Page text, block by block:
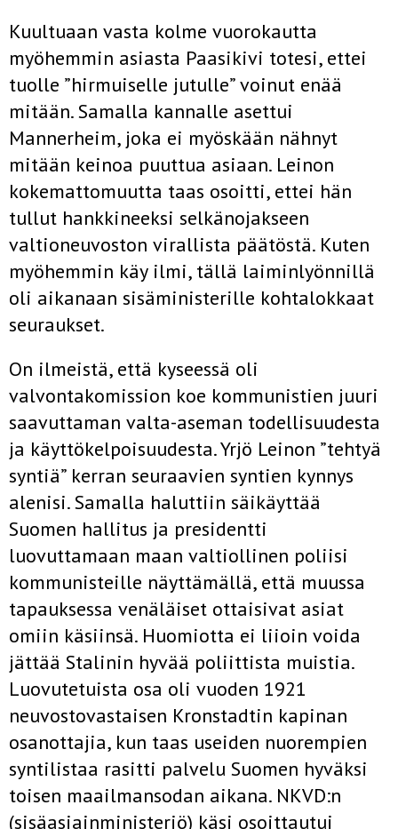
Kuultuaan vasta kolme vuorokautta
myöhemmin asiasta Paasikivi totesi, ettei
tuolle ”hirmuiselle jutulle” voinut enää
mitään. Samalla kannalle asettui
Mannerheim, joka ei myöskään nähnyt
mitään keinoa puuttua asiaan. Leinon
kokemattomuutta taas osoitti, ettei hän
tullut hankkineeksi selkänojakseen
valtioneuvoston virallista päätöstä. Kuten
myöhemmin käy ilmi, tällä laiminlyönnillä
oli aikanaan sisäministerille kohtalokkaat
seuraukset.
On ilmeistä, että kyseessä oli
valvontakomission koe kommunistien juuri
saavuttaman valta-aseman todellisuudesta
ja käyttökelpoisuudesta. Yrjö Leinon ”tehtyä
syntiä” kerran seuraavien syntien kynnys
alenisi. Samalla haluttiin säikäyttää
Suomen hallitus ja presidentti
luovuttamaan maan valtiollinen poliisi
kommunisteille näyttämällä, että muussa
tapauksessa venäläiset ottaisivat asiat
omiin käsiinsä. Huomiotta ei liioin voida
jättää Stalinin hyvää poliittista muistia.
Luovutetuista osa oli vuoden 1921
neuvostovastaisen Kronstadtin kapinan
osanottajia, kun taas useiden nuorempien
syntilistaa rasitti palvelu Suomen hyväksi
toisen maailmansodan aikana. NKVD:n
(sisäasiainministeriö) käsi osoittautui